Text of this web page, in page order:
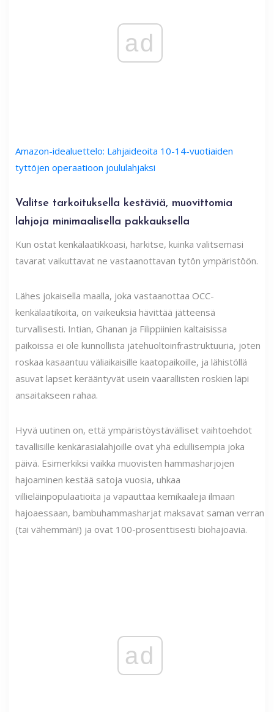
ad
Amazon-idealuettelo: Lahjaideoita 10-14-vuotiaiden
tyttöjen operaatioon joululahjaksi
Valitse tarkoituksella kestäviä, muovittomia
lahjoja minimaalisella pakkauksella
Kun ostat kenkälaatikkoasi, harkitse, kuinka valitsemasi
tavarat vaikuttavat ne vastaanottavan tytön ympäristöön.
Lähes jokaisella maalla, joka vastaanottaa OCC-
kenkälaatikoita, on vaikeuksia hävittää jätteensä
turvallisesti. Intian, Ghanan ja Filippiinien kaltaisissa
paikoissa ei ole kunnollista jätehuoltoinfrastruktuuria, joten
roskaa kasaantuu väliaikaisille kaatopaikoille, ja lähistöllä
asuvat lapset kerääntyvät usein vaarallisten roskien läpi
ansaitakseen rahaa.
Hyvä uutinen on, että ympäristöystävälliset vaihtoehdot
tavallisille kenkärasialahjoille ovat yhä edullisempia joka
päivä. Esimerkiksi vaikka muovisten hammasharjojen
hajoaminen kestää satoja vuosia, uhkaa
villieläinpopulaatioita ja vapauttaa kemikaaleja ilmaan
hajoaessaan, bambuhammasharjat maksavat saman verran
(tai vähemmän!) ja ovat 100-prosenttisesti biohajoavia.
ad